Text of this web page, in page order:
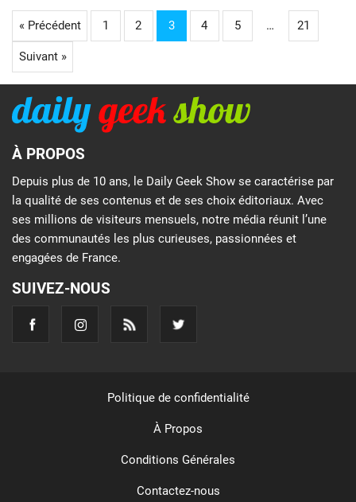
« Précédent 1 2 3 4 5 … 21
Suivant »
À PROPOS
Depuis plus de 10 ans, le Daily Geek Show se caractérise par
la qualité de ses contenus et de ses choix éditoriaux. Avec
ses millions de visiteurs mensuels, notre média réunit l’une
des communautés les plus curieuses, passionnées et
engagées de France.
SUIVEZ-NOUS
Politique de confidentialité
À Propos
Conditions Générales
Contactez-nous